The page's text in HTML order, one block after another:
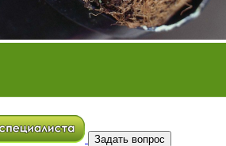
Задать вопрос